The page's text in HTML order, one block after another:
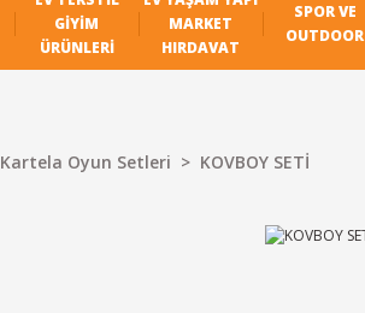
GIYIM
ÜRÜNLERI
MARKET
HIRDAVAT
SPOR VE
OUTDOOR
Kartela Oyun Setleri KOVBOY SETİ